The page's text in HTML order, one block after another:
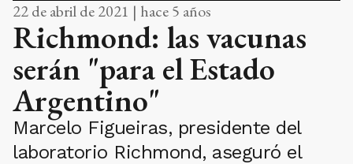
22 de abril de 2021 | hace 5 años
Richmond: las vacunas
serán "para el Estado
Argentino"
Marcelo Figueiras, presidente del
laboratorio Richmond, aseguró el